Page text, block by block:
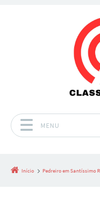
MENU
Início Pedreiro em Santíssimo